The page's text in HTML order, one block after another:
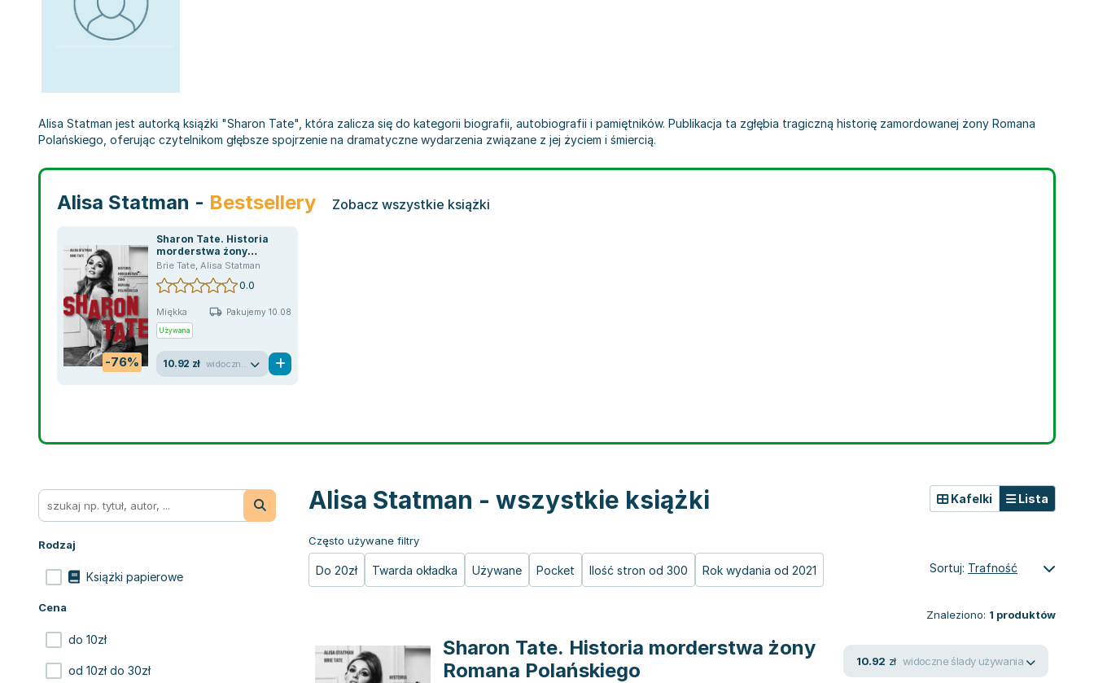
Alisa Statman jest autorką książki "Sharon Tate", która zalicza się do kategorii biografii, autobiografii i pamiętników. Publikacja ta zgłębia tragiczną historię zamordowanej żony Romana
Polańskiego, oferując czytelnikom głębsze spojrzenie na dramatyczne wydarzenia związane z jej życiem i śmiercią.
Alisa Statman - Bestsellery Zobacz wszystkie książki
-76%
Sharon Tate. Historia
morderstwa żony
Romana Polańskiego
Brie Tate, Alisa Statman
0.0
Miękka Pakujemy 10.08
Używana
10.92 zł
Rodzaj
Książki papierowe
Cena
do 10zł
od 10zł do 30zł
Alisa Statman - wszystkie książki
Często używane filtry
Do 20zł Twarda okładka Używane Pocket Ilość stron od 300 Rok wydania od 2021
Kafelki Lista
Sortuj: Trafność
Znaleziono: 1 produktów
Sharon Tate. Historia morderstwa żony
Romana Polańskiego
10.92 zł widoczne ślady używania